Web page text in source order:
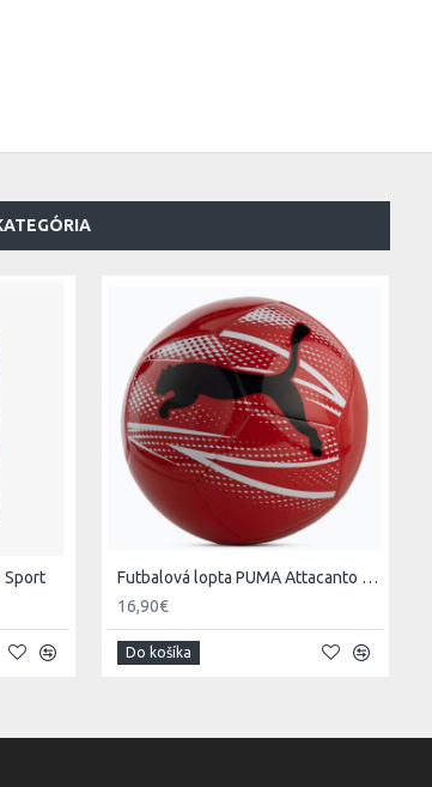
Sport
Futbalová lopta PUMA Attacanto Graphic puma red/puma white/puma black veľ. 5
16,90€
Do košíka